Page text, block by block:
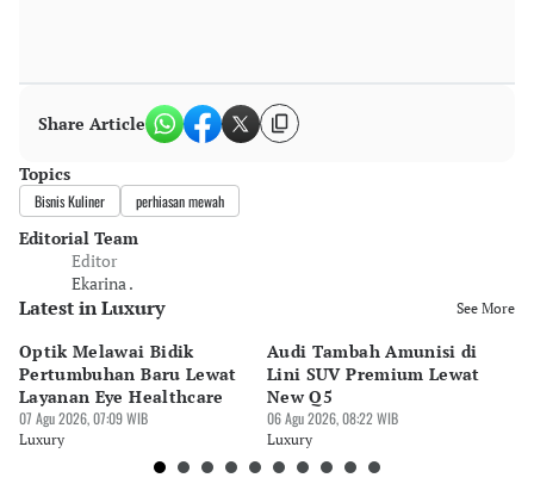
Share Article
Topics
Bisnis Kuliner perhiasan mewah
Editorial Team
Editor
Ekarina .
Latest in Luxury See More
Optik Melawai Bidik
Pertumbuhan Baru Lewat
Layanan Eye Healthcare
07 Agu 2026, 07:09 WIB
Luxury
Audi Tambah Amunisi di
Lini SUV Premium Lewat
New Q5
06 Agu 2026, 08:22 WIB
Luxury